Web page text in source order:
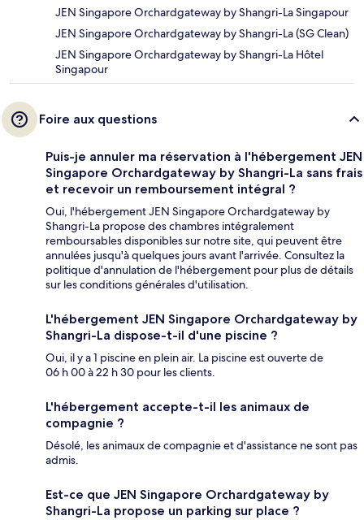
JEN Singapore Orchardgateway by Shangri-La Singapour
JEN Singapore Orchardgateway by Shangri-La (SG Clean)
JEN Singapore Orchardgateway by Shangri-La Hôtel
Singapour
Foire aux questions
Puis-je annuler ma réservation à l'hébergement JEN
Singapore Orchardgateway by Shangri-La sans frais
et recevoir un remboursement intégral ?
Oui, l'hébergement JEN Singapore Orchardgateway by
Shangri-La propose des chambres intégralement
remboursables disponibles sur notre site, qui peuvent être
annulées jusqu'à quelques jours avant l'arrivée. Consultez la
politique d'annulation de l'hébergement pour plus de détails
sur les conditions générales d'utilisation.
L'hébergement JEN Singapore Orchardgateway by
Shangri-La dispose-t-il d'une piscine ?
Oui, il y a 1 piscine en plein air. La piscine est ouverte de
06 h 00 à 22 h 30 pour les clients.
L'hébergement accepte-t-il les animaux de
compagnie ?
Désolé, les animaux de compagnie et d'assistance ne sont pas
admis.
Est-ce que JEN Singapore Orchardgateway by
Shangri-La propose un parking sur place ?